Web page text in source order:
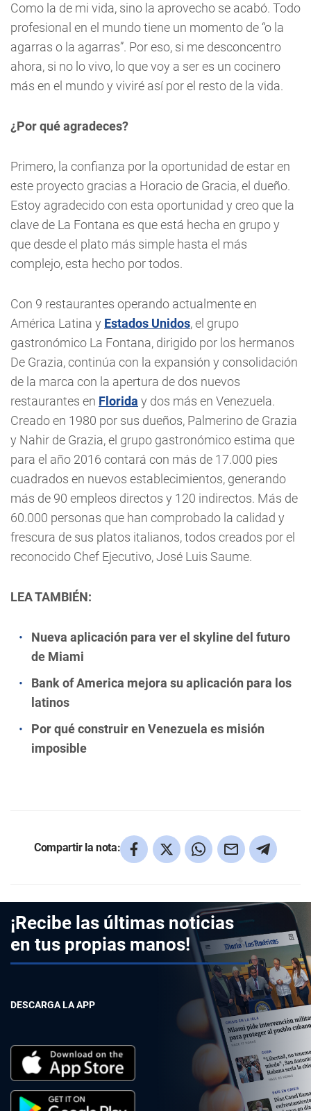
Como la de mi vida, sino la aprovecho se acabó. Todo
profesional en el mundo tiene un momento de “o la
agarras o la agarras”. Por eso, si me desconcentro
ahora, si no lo vivo, lo que voy a ser es un cocinero
más en el mundo y viviré así por el resto de la vida.
¿Por qué agradeces?
Primero, la confianza por la oportunidad de estar en
este proyecto gracias a Horacio de Gracia, el dueño.
Estoy agradecido con esta oportunidad y creo que la
clave de La Fontana es que está hecha en grupo y
que desde el plato más simple hasta el más
complejo, esta hecho por todos.
Con 9 restaurantes operando actualmente en
América Latina y Estados Unidos, el grupo
gastronómico La Fontana, dirigido por los hermanos
De Grazia, continúa con la expansión y consolidación
de la marca con la apertura de dos nuevos
restaurantes en Florida y dos más en Venezuela.
Creado en 1980 por sus dueños, Palmerino de Grazia
y Nahir de Grazia, el grupo gastronómico estima que
para el año 2016 contará con más de 17.000 pies
cuadrados en nuevos establecimientos, generando
más de 90 empleos directos y 120 indirectos. Más de
60.000 personas que han comprobado la calidad y
frescura de sus platos italianos, todos creados por el
reconocido Chef Ejecutivo, José Luis Saume.
LEA TAMBIÉN:
Nueva aplicación para ver el skyline del futuro
de Miami
Bank of America mejora su aplicación para los
latinos
Por qué construir en Venezuela es misión
imposible
Compartir la nota:
¡Recibe las últimas noticias
en tus propias manos!
DESCARGA LA APP